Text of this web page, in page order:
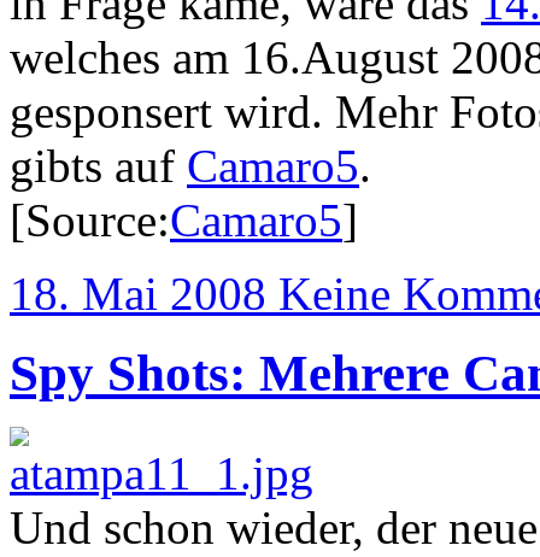
welches am 16.August
gesponsert wird. Mehr
gibts auf Camaro5.
[Source:Camaro5]
18. Mai 2008 Keine
Spy Shots: Mehrere
Und schon wieder, der